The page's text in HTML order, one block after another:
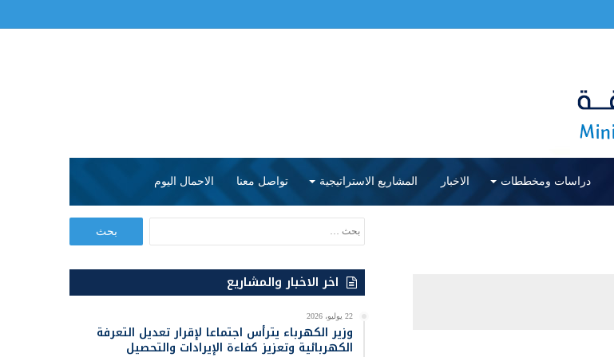
دراسات ومخططات الاخبار المشاريع الاستراتيجية تواصل معنا الاحمال اليوم
ث
ن
:
اخر الاخبار والمشاريع
22 يوليو، 2026
وزير الكهرباء يترأس اجتماعا لإقرار تعديل التعرفة
الكهربائية وتعزيز كفاءة الإيرادات والتحصيل